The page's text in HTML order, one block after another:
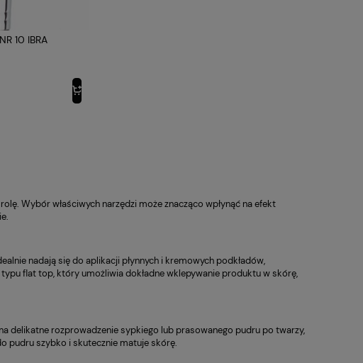
10 IBRA
Wybór właściwych narzędzi może znacząco wpłynąć na efekt
nadają się do aplikacji płynnych i kremowych podkładów,
flat top, który umożliwia dokładne wklepywanie produktu w skórę,
delikatne rozprowadzenie sypkiego lub prasowanego pudru po twarzy,
pudru szybko i skutecznie matuje skórę.